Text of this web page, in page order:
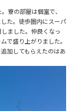
寮の部屋は個室で、
た。徒歩圏内にスーパ
ました。仲良くなっ
で盛り上がりました。
加してもらえたのはあ